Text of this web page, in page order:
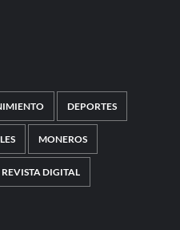
DEPORTES
MONEROS
REVISTA DIGITAL